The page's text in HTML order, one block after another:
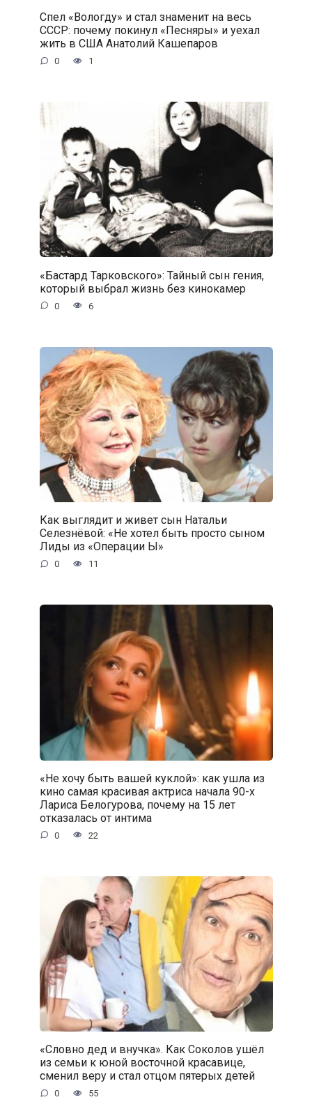
Спел «Вологду» и стал знаменит на весь
СССР: почему покинул «Песняры» и уехал
жить в США Анатолий Кашепаров
0 1
«Бастард Тарковского»: Тайный сын гения,
который выбрал жизнь без кинокамер
0 6
Как выглядит и живет сын Натальи
Селезнёвой: «Не хотел быть просто сыном
Лиды из «Операции Ы»
0 11
«Не хочу быть вашей куклой»: как ушла из
кино самая красивая актриса начала 90-х
Лариса Белогурова, почему на 15 лет
отказалась от интима
0 22
«Словно дед и внучка». Как Соколов ушёл
из семьи к юной восточной красавице,
сменил веру и стал отцом пятерых детей
0 55